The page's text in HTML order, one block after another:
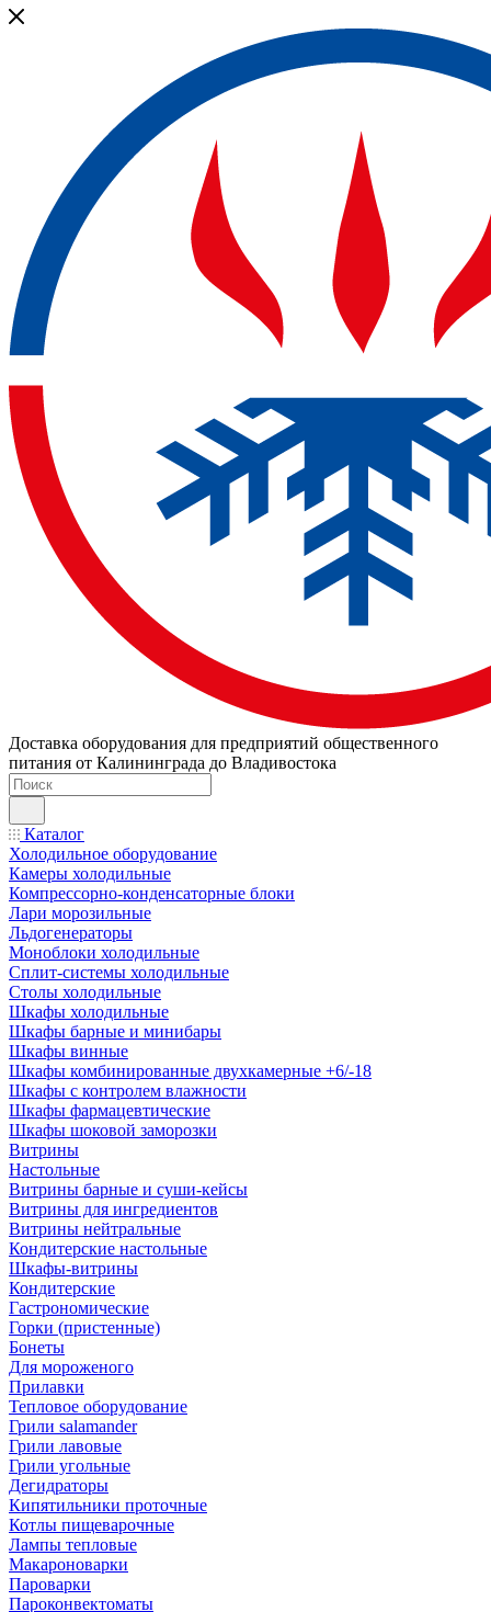
Доставка оборудования для предприятий общественного
питания от Калининграда до Владивостока
Каталог
Холодильное оборудование
Камеры холодильные
Компрессорно-конденсаторные блоки
Лари морозильные
Льдогенераторы
Моноблоки холодильные
Сплит-системы холодильные
Столы холодильные
Шкафы холодильные
Шкафы барные и минибары
Шкафы винные
Шкафы комбинированные двухкамерные +6/-18
Шкафы с контролем влажности
Шкафы фармацевтические
Шкафы шоковой заморозки
Витрины
Настольные
Витрины барные и суши-кейсы
Витрины для ингредиентов
Витрины нейтральные
Кондитерские настольные
Шкафы-витрины
Кондитерские
Гастрономические
Горки (пристенные)
Бонеты
Для мороженого
Прилавки
Тепловое оборудование
Грили salamander
Грили лавовые
Грили угольные
Дегидраторы
Кипятильники проточные
Котлы пищеварочные
Лампы тепловые
Макароноварки
Пароварки
Пароконвектоматы